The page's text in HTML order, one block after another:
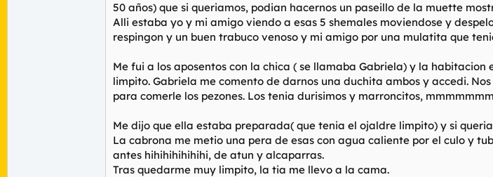
50 años) que si queriamos, podian hacernos un paseillo de la muette
Alli estaba yo y mi amigo viendo a esas 5 shemales moviendose y
respingon y un buen trabuco venoso y mi amigo por una mulatita que
Me fui a los aposentos con la chica ( se llamaba Gabriela) y la
limpito. Gabriela me comento de darnos una duchita ambos y accedi.
para comerle los pezones. Los tenia durisimos y marroncitos,
Me dijo que ella estaba preparada( que tenia el ojaldre limpito) y si
La cabrona me metio una pera de esas con agua caliente por el culo y
antes hihihihihihihi, de atun y alcaparras.
Tras quedarme muy limpito, la tia me llevo a la cama.